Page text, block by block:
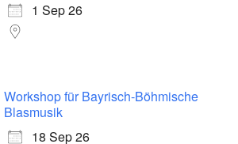
1 Sep 26
Workshop für Bayrisch-Böhmische
Blasmusik
18 Sep 26